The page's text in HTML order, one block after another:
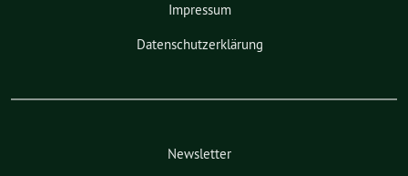
Impressum
Datenschutzerklärung
Newsletter